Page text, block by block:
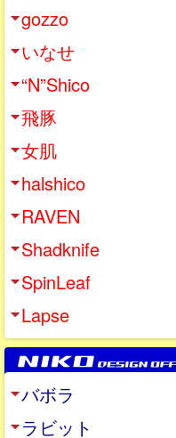
gozzo
いなせ
“N”Shico
飛豚
女肌
halshico
RAVEN
Shadknife
SpinLeaf
Lapse
バボラ
ラビット